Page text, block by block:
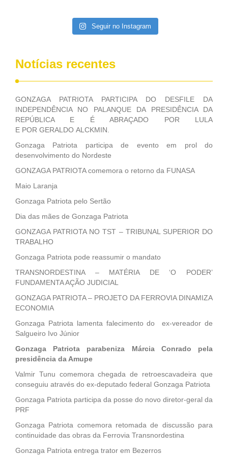
estaduais Tomé Franca (Desenvolvimento Urbano e
Habitação), Marcelo Canuto (chefe de gabinete do
(executivo de Educação e Esportes) e Samuel Andrade
(executivo de Desenvolvimento Urbano e Habitação); e os
diretores-presidentes da Compesa, Manuela Marinho, e da
Rolph Júnior (Belém de Maria), Gustavo Adolfo (Bonito),
Fabinho Queiroz (Buenos Aires), Joselito Gomes (Gravatá),
Tonho de Lula (Iati), …
Seguir no Instagram
Notícias recentes
GONZAGA PATRIOTA PARTICIPA DO DESFILE DA
INDEPENDÊNCIA NO PALANQUE DA PRESIDÊNCIA DA
REPÚBLICA E É ABRAÇADO POR LULA
E POR GERALDO ALCKMIN.
Gonzaga Patriota participa de evento em prol do
desenvolvimento do Nordeste
GONZAGA PATRIOTA comemora o retorno da FUNASA
Maio Laranja
Gonzaga Patriota pelo Sertão
Dia das mães de Gonzaga Patriota
GONZAGA PATRIOTA NO TST – TRIBUNAL SUPERIOR DO
TRABALHO
Gonzaga Patriota pode reassumir o mandato
TRANSNORDESTINA – MATÉRIA DE ‘O PODER’
FUNDAMENTA AÇÃO JUDICIAL
GONZAGA PATRIOTA – PROJETO DA FERROVIA DINAMIZA
ECONOMIA
Gonzaga Patriota lamenta falecimento do ex-vereador de
Salgueiro Ivo Júnior
Gonzaga Patriota parabeniza Márcia Conrado pela
presidência da Amupe
Valmir Tunu comemora chegada de retroescavadeira que
conseguiu através do ex-deputado federal Gonzaga Patriota
Gonzaga Patriota participa da posse do novo diretor-geral da
PRF
Gonzaga Patriota comemora retomada de discussão para
continuidade das obras da Ferrovia Transnordestina
Gonzaga Patriota entrega trator em Bezerros